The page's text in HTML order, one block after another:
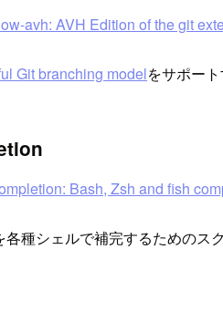
avh: AVH Edition of the git
Git branching modelをサポー
Bash, Zsh and fish
種シェルで補完するためのス